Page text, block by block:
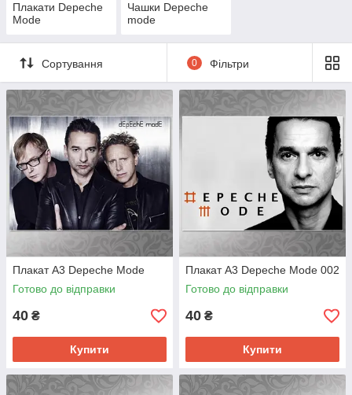
Плакати Depeche
Mode
Чашки Depeche
mode
Сортування 0 Фільтри
Плакат А3 Depeche Mode
Готово до відправки
40 ₴
Купити
Плакат А3 Depeche Mode 002
Готово до відправки
40 ₴
Купити